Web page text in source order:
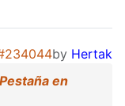
by Hertak
en